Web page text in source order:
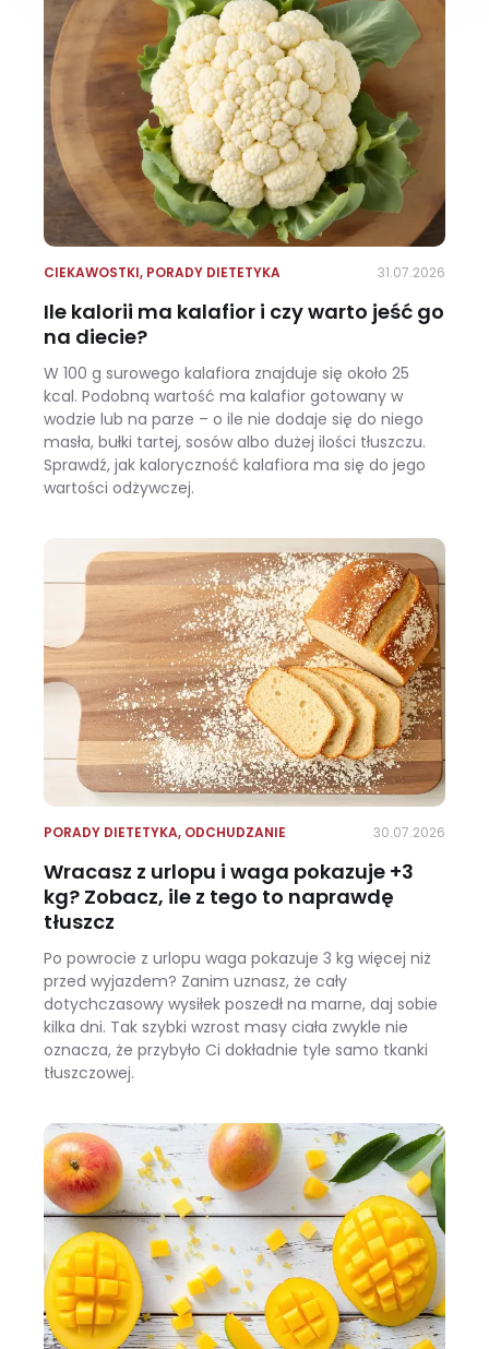
CIEKAWOSTKI, PORADY DIETETYKA 31.07.2026
Ile kalorii ma kalafior i czy warto jeść go
na diecie?
W 100 g surowego kalafiora znajduje się około 25
kcal. Podobną wartość ma kalafior gotowany w
wodzie lub na parze – o ile nie dodaje się do niego
masła, bułki tartej, sosów albo dużej ilości tłuszczu.
Sprawdź, jak kaloryczność kalafiora ma się do jego
wartości odżywczej.
PORADY DIETETYKA, ODCHUDZANIE 30.07.2026
Wracasz z urlopu i waga pokazuje +3
kg? Zobacz, ile z tego to naprawdę
tłuszcz
Po powrocie z urlopu waga pokazuje 3 kg więcej niż
przed wyjazdem? Zanim uznasz, że cały
dotychczasowy wysiłek poszedł na marne, daj sobie
kilka dni. Tak szybki wzrost masy ciała zwykle nie
oznacza, że przybyło Ci dokładnie tyle samo tkanki
tłuszczowej.